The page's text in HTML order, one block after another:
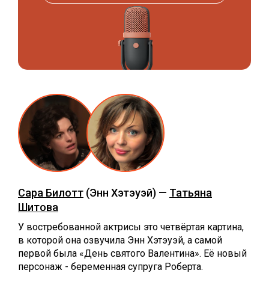
Сара Билотт (Энн Хэтэуэй) — Татьяна
Шитова
У востребованной актрисы это четвёртая картина,
в которой она озвучила Энн Хэтэуэй, а самой
первой была «День святого Валентина». Её новый
персонаж - беременная супруга Роберта.